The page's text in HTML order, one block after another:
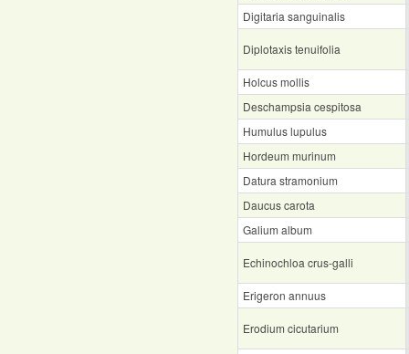
Digitaria sanguinalis
Diplotaxis tenuifolia
Holcus mollis
Deschampsia cespitosa
Humulus lupulus
Hordeum murinum
Datura stramonium
Daucus carota
Galium album
Echinochloa crus-galli
Erigeron annuus
Erodium cicutarium